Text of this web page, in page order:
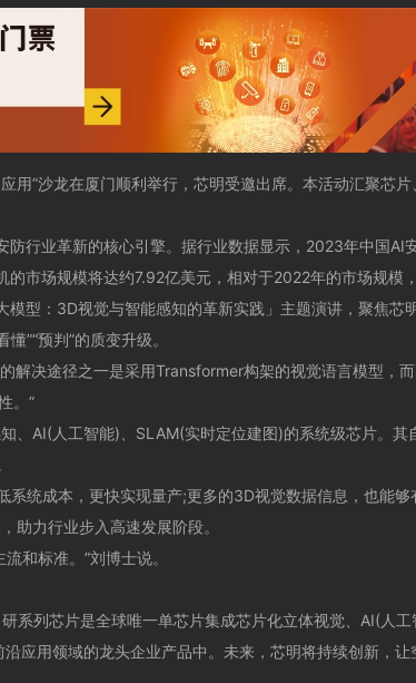
”沙龙在厦门顺利举行，芯明受邀出席。本活动汇聚芯
业革新的核心引擎。据行业数据显示，2023年中国AI
市场规模将达约7.92亿美元，相对于2022年的市场规模
：3D视觉与智能感知的革新实践」主题演讲，聚焦芯
”“预判”的质变升级。
决途径之一是采用Transformer构架的视觉语言模型，
。”
AI(人工智能)、SLAM(实时定位建图)的系统级芯片。其
成本，更快实现量产;更多的3D视觉数据信息，也能够
助力行业步入高速发展阶段。
和标准。”刘博士说。
列芯片是全球唯一单芯片集成芯片化立体视觉、AI(人
应用领域的龙头企业产品中。未来，芯明将持续创新，让